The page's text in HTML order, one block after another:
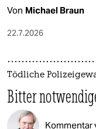
Von Michael Braun
22.7.2026
Tödliche
Bitter
Kommentar